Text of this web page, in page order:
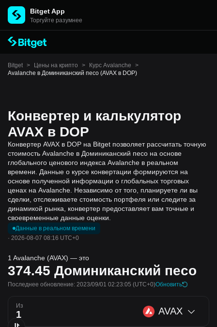
Bitget App
Торгуйте разумнее
Bitget > Цены на крипто > Курс Avalanche
>
Avalanche в Доминиканский песо (AVAX в DOP)
Конвертер и калькулятор
AVAX в DOP
Конвертер AVAX в DOP на Bitget позволяет рассчитать точную
стоимость Avalanche в Доминиканский песо на основе
глобального ценового индекса Avalanche в реальном
времени. Данные о курсе конвертации формируются на
основе полученной информации о глобальных торговых
ценах на Avalanche. Независимо от того, планируете ли вы
сделки, отслеживаете стоимость портфеля или следите за
динамикой рынка, конвертер предоставляет вам точные и
своевременные данные оценки.
Данные в реальном времени
· 2026-08-07 08:16 UTC+0
1 Avalanche (AVAX) — это
374.45 Доминиканский песо
Последнее обновление: 2023/09/01 02:23:05 (UTC+0)Обновить
Из AVAX